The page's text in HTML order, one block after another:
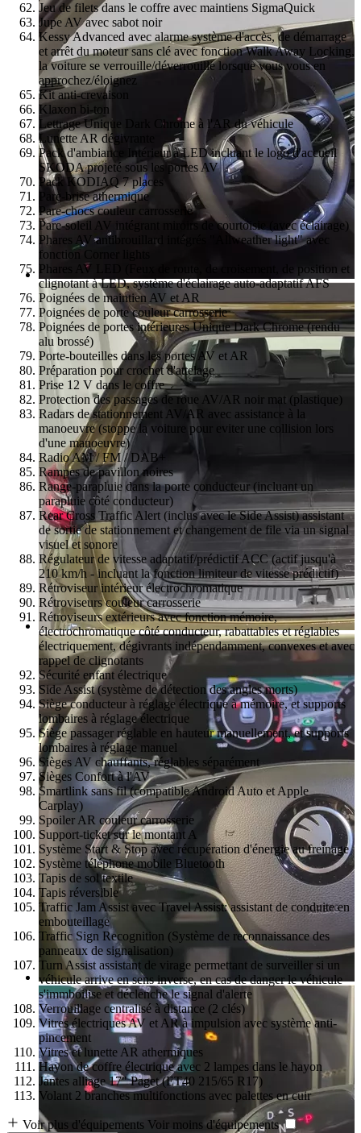
Jeu de filets dans le coffre avec maintiens SigmaQuick
Jupe AV avec sabot noir
Kessy Advanced avec alarme système d'accès, de démarrage
et arrêt du moteur sans clé avec fonction Walk Away Locking,
la voiture se verrouille/déverrouille lorsque vous vous en
approchez/éloignez
Kit anti-crevaison
Klaxon bi-ton
Lettrage Unique Dark Chrome à l'AR du véhicule
Lunette AR dégivrante
Pack d'ambiance Intérieur à LED incluant le logo d'accueil
SKODA projeté sous les portes AV
Pack KODIAQ 7 places
Pare-brise athermique
Pare-chocs couleur carrosserie
Pare-soleil AV intégrant miroirs de courtoisie (avec éclairage)
Phares AV antibrouillard intégrés "Allweather light" avec
fonction Corner lights
Phares AV LED (Feux de route, de croisement, de position et
clignotant à LED, système d'éclairage auto-adaptatif AFS
Poignées de maintien AV et AR
Poignées de porte couleur carrosserie
Poignées de portes intérieures Unique Dark Chrome (rendu
alu brossé)
Porte-bouteilles dans les portes AV et AR
Préparation pour crochet d'attelage
Prise 12 V dans le coffre
Protection des passages de roue AV/AR noir mat (plastique)
Radars de stationnement AV/AR avec assistance à la
manoeuvre (stoppe la voiture pour eviter une collision lors
d'une manoeuvre)
Radio AM / FM / DAB+
Rampes de pavillon noires
Range-parapluie dans la porte conducteur (incluant un
parapluie côté conducteur)
Rear Cross Traffic Alert (inclus avec le Side Assist) assistant
de sortie de stationnement et changement de file via un signal
visuel et sonore
Régulateur de vitesse adaptatif/prédictif ACC (actif jusqu'à
210 km/h - incluant la fonction limiteur de vitesse prédictif)
Rétroviseur intérieur électrochromatique
Rétroviseurs couleur carrosserie
Rétroviseurs extérieurs avec fonction mémoire,
électrochromatique côté conducteur, rabattables et réglables
électriquement, dégivrants indépendamment, convexes et avec
rappel de clignotants
Sécurité enfant électrique
Side Assist (système de détection des angles morts)
Siège conducteur à réglage électrique à mémoire, et supports
lombaires à réglage électrique
Siège passager réglable en hauteur manuellement, et supports
lombaires à réglage manuel
Sièges AV chauffants, réglables séparément
Sièges Confort à l'AV
Smartlink sans fil (compatible Android Auto et Apple
Carplay)
Spoiler AR couleur carrosserie
Support-ticket sur le montant A
Système Start & Stop avec récupération d'énergie au freinage
Système téléphone mobile Bluetooth
Tapis de sol textile
Tapis réversible
Traffic Jam Assist avec Travel Assist: assistant de conduite en
embouteillage
Traffic Sign Recognition (Système de reconnaissance des
panneaux de signalisation)
Turn Assist assistant de virage permettant de surveiller si un
véhicule arrive en sens inverse, en cas de danger le véhicule
s'immboilise et déclenche le signal d'alerte
Verrouillage centralisé à distance (2 clés)
Vitres électriques AV et AR à impulsion avec système anti-
pincement
Vitres et lunette AR athermiques
Hayon de coffre électrique avec 2 lampes dans le hayon
Jantes alliage 17" Paget (ET40 215/65 R17)
Volant 2 branches multifonctions avec palettes en cuir
Voir plus d'équipements Voir moins d'équipements